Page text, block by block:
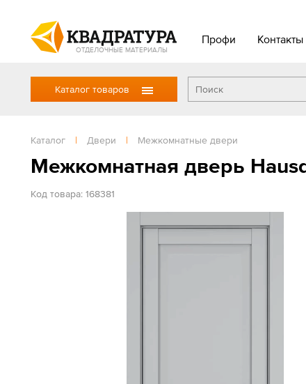
ОТДЕЛОЧНЫЕ МАТЕРИАЛЫ
Профи Контакты
Каталог товаров
Каталог | Двери | Межкомнатные двери
Межкомнатная дверь
Код товара: 168381